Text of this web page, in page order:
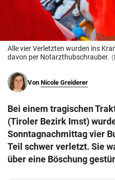
© Krone Multimedia GmbH & Co
Muthgasse 2, 1190 Wien
Alle vier Verletzten wurden ins
davon per Notarzthubschrauber.
Von Nicole Greiderer
Bei einem tragischen
(Tiroler Bezirk Imst)
Sonntagnachmittag vier
Teil schwer verletzt. Sie
über eine Böschung